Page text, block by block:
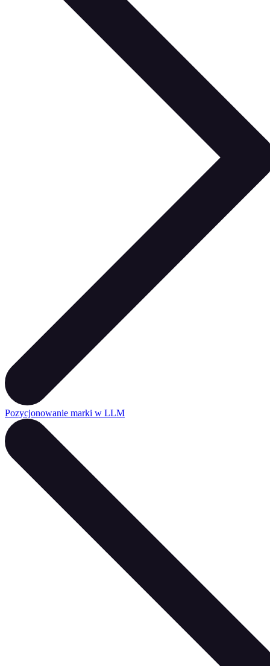
Pozycjonowanie marki w LLM